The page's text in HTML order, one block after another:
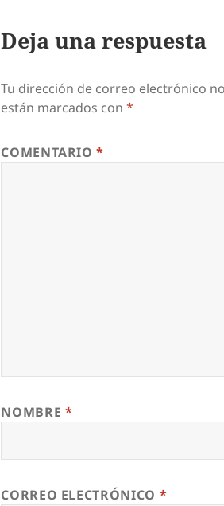
Deja una respuesta
Tu dirección de correo electrónico
están marcados con*
COMENTARIO*
NOMBRE *
CORREO ELECTRÓNICO *